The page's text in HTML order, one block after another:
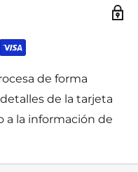
de forma
de la tarjeta
a la información de